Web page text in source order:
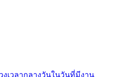
งเวลากลางวันในวันที่มีงาน